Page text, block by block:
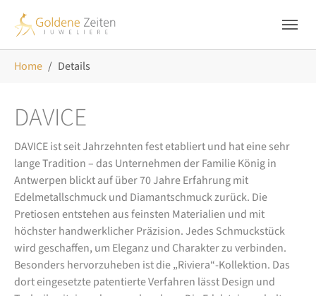
Home Details
DAVICE
DAVICE ist seit Jahrzehnten fest etabliert und hat eine sehr
lange Tradition – das Unternehmen der Familie König in
Antwerpen blickt auf über 70 Jahre Erfahrung mit
Edelmetallschmuck und Diamantschmuck zurück. Die
Pretiosen entstehen aus feinsten Materialien und mit
höchster handwerklicher Präzision. Jedes Schmuckstück
wird geschaffen, um Eleganz und Charakter zu verbinden.
Besonders hervorzuheben ist die „Riviera“-Kollektion. Das
dort eingesetzte patentierte Verfahren lässt Design und